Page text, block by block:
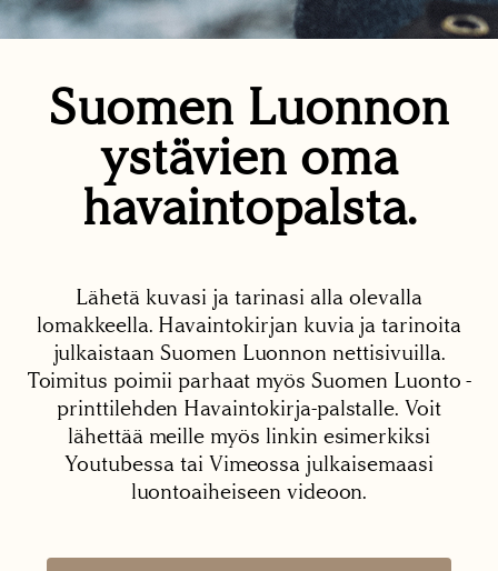
Suomen Luonnon
ystävien oma
havaintopalsta.
Lähetä kuvasi ja tarinasi alla olevalla
lomakkeella. Havaintokirjan kuvia ja tarinoita
julkaistaan Suomen Luonnon nettisivuilla.
Toimitus poimii parhaat myös Suomen Luonto -
printtilehden Havaintokirja-palstalle. Voit
lähettää meille myös linkin esimerkiksi
Youtubessa tai Vimeossa julkaisemaasi
luontoaiheiseen videoon.